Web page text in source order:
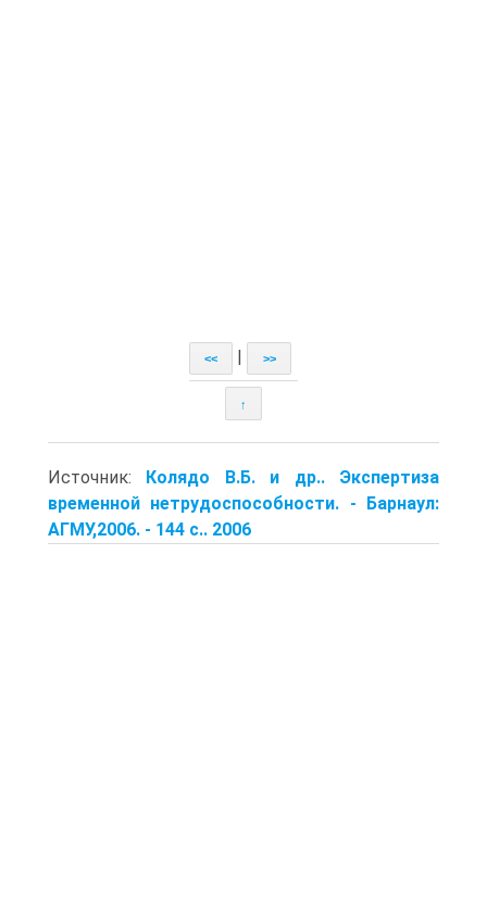
<< >>
↑
Источник: Колядо В.Б. и др.. Экспертиза
временной нетрудоспособности. - Барнаул:
АГМУ,2006. - 144 с.. 2006